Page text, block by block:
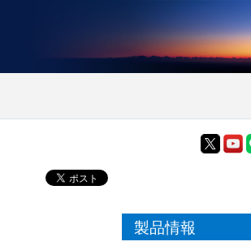
製品情報